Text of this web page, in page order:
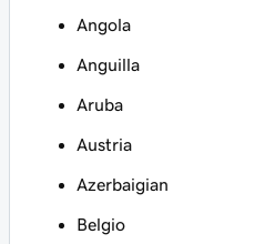
Angola
Anguilla
Aruba
Austria
Azerbaigian
Belgio